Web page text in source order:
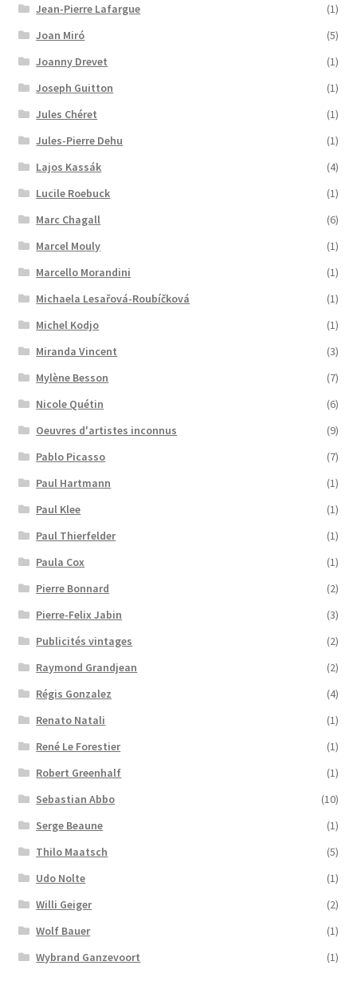
Jean-Pierre Lafargue
(1)
Joan Miró
(5)
Joanny Drevet
(1)
Joseph Guitton
(1)
Jules Chéret
(1)
Jules-Pierre Dehu
(1)
Lajos Kassák
(4)
Lucile Roebuck
(1)
Marc Chagall
(6)
Marcel Mouly
(1)
Marcello Morandini
(1)
Michaela Lesařová-Roubíčková
(1)
Michel Kodjo
(1)
Miranda Vincent
(3)
Mylène Besson
(7)
Nicole Quétin
(6)
Oeuvres d'artistes inconnus
(9)
Pablo Picasso
(7)
Paul Hartmann
(1)
Paul Klee
(1)
Paul Thierfelder
(1)
Paula Cox
(1)
Pierre Bonnard
(2)
Pierre-Felix Jabin
(3)
Publicités vintages
(2)
Raymond Grandjean
(2)
Régis Gonzalez
(4)
Renato Natali
(1)
René Le Forestier
(1)
Robert Greenhalf
(1)
Sebastian Abbo
(10)
Serge Beaune
(1)
Thilo Maatsch
(5)
Udo Nolte
(1)
Willi Geiger
(2)
Wolf Bauer
(1)
Wybrand Ganzevoort
(1)